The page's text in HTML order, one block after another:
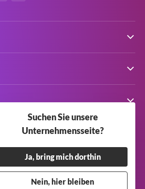
GmbH. Alle Rechte vorbehalten.
zum Modern Slavery Act
Terms & Bedingungen
Purpose Media
Suchen Sie unsere
Unternehmensseite?
Ja, bring mich dorthin
Nein, hier bleiben